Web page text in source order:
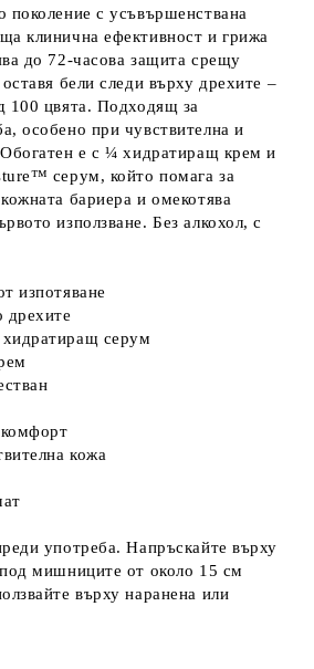
поколение с усъвършенствана
клинична ефективност и грижа
до 72-часова защита срещу
бели следи върху дрехите –
100 цвята. Подходящ за
особено при чувствителна и
е с ¼ хидратиращ крем и
серум, който помага за
бариера и омекотява
използване. Без алкохол, с
изпотяване
дрехите
серум
кожа
употреба. Напръскайте върху
мишниците от около 15 см
върху наранена или